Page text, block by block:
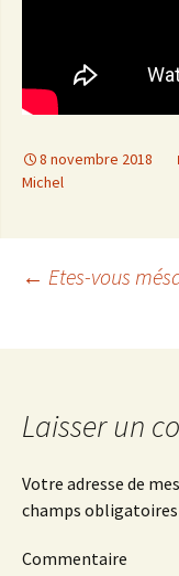
8 novembre 2018
Michel
des
← Etes-vous
Laisser un
Votre adresse de
champs
Commentaire